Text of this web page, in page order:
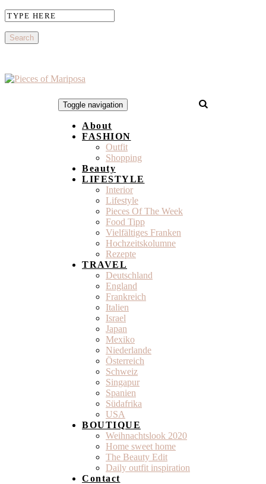
Toggle navigation
About
FASHION
Outfit
Shopping
Beauty
LIFESTYLE
Interior
Lifestyle
Pieces Of The Week
Food Tipp
Vielfältiges Franken
Hochzeitskolumne
Rezepte
TRAVEL
Deutschland
England
Frankreich
Italien
Israel
Japan
Mexiko
Niederlande
Österreich
Schweiz
Singapur
Spanien
Südafrika
USA
BOUTIQUE
Weihnachtslook 2020
Home sweet home
The Beauty Edit
Daily outfit inspiration
Contact